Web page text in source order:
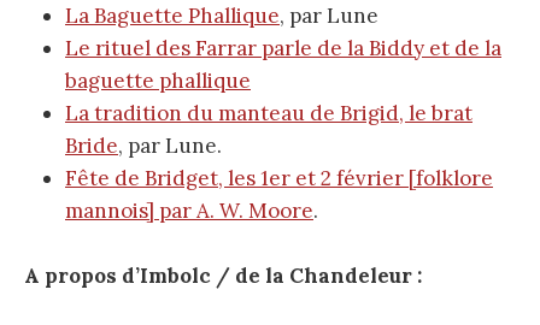
La Baguette Phallique, par Lune
Le rituel des Farrar parle de la Biddy et de la
baguette phallique
La tradition du manteau de Brigid, le brat
Bride, par Lune.
Fête de Bridget, les 1er et 2 février [folklore
mannois] par A. W. Moore.
A propos d’Imbolc / de la Chandeleur :